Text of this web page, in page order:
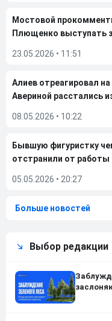
Мостовой
Плющенко выступать
23.05.2026 • 11:51
Алиев отреагировал
Авериной расстались
08.05.2026 • 10:22
Бывшую фигуристку
отстранили от
05.05.2026 • 20:27
Больше новостей
Выбор редакции